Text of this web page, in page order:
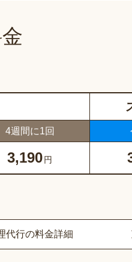
4週間に1回
3,190円
代行の料金詳細